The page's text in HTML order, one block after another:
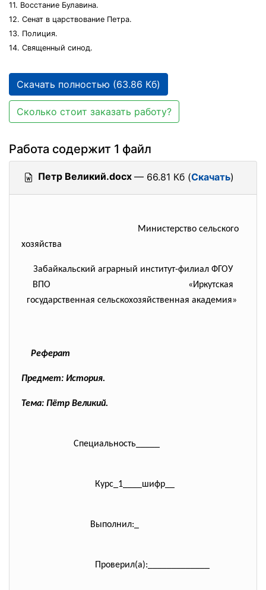
11. Восстание Булавина.
12. Сенат в царствование Петра.
13. Полиция.
14. Священный синод.
Скачать полностью (63.86 Кб)
Сколько стоит заказать работу?
Работа содержит 1 файл
Петр Великий.docx — 66.81 Кб (Скачать)
Министерство сельского
хозяйства
Забайкальский аграрный институт-филиал ФГОУ
ВПО
«Иркутская
государственная сельскохозяйственная академия»
Реферат
Предмет: История.
Тема: Пётр Великий.
Специальность_____
Курс_1____шифр__
Выполнил:_
Проверил(а):_____________